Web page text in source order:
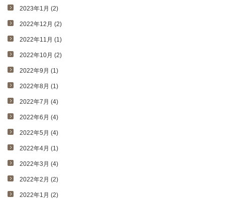
2023年1月 (2)
2022年12月 (2)
2022年11月 (1)
2022年10月 (2)
2022年9月 (1)
2022年8月 (1)
2022年7月 (4)
2022年6月 (4)
2022年5月 (4)
2022年4月 (1)
2022年3月 (4)
2022年2月 (2)
2022年1月 (2)